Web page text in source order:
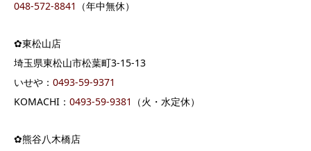
048-572-8841 （年中無休）
✿東松山店
埼玉県東松山市松葉町3-15-13
いせや： 0493-59-9371
KOMACHI： 0493-59-9381 （火・水定休）
✿熊谷八木橋店